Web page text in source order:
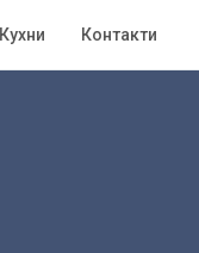
Кухни Контакти